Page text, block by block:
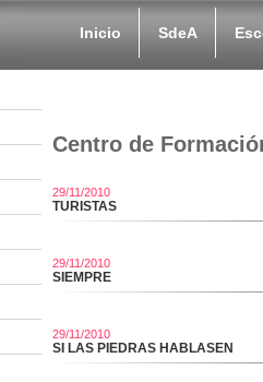
Inicio SdeA
Centro de
29/11/2010
TURISTAS
29/11/2010
SIEMPRE
29/11/2010
SI LAS PIEDRAS HABLASEN